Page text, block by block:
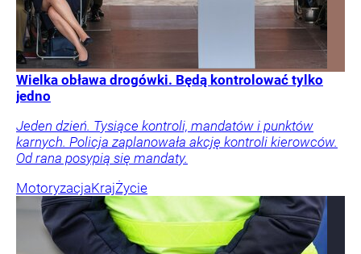
Wielka obława drogówki. Będą kontrolować tylko
jedno
Jeden dzień. Tysiące kontroli, mandatów i punktów
karnych. Policja zaplanowała akcję kontroli kierowców.
Od rana posypią się mandaty.
MotoryzacjaKrajŻycie